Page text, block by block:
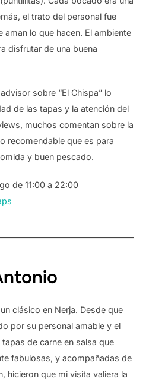
el trato del personal fue
aman lo que hacen. El ambiente
disfrutar de una buena
sobre “El Chispa” lo
de las tapas y la atención del
muchos comentan sobre la
recomendable que es para
y buen pescado.
de 11:00 a 22:00
clásico en Nerja. Desde que
por su personal amable y el
de carne en salsa que
fabulosas, y acompañadas de
hicieron que mi visita valiera la